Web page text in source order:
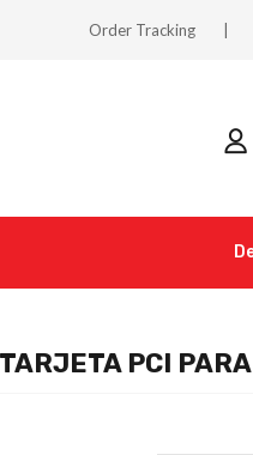
Order Tracking
TARJETA PCI